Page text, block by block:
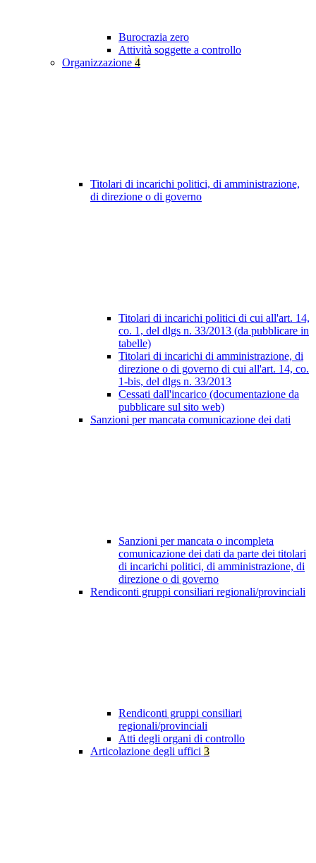
Burocrazia zero
Attività soggette a controllo
Organizzazione 4
Titolari di incarichi politici, di amministrazione,
di direzione o di governo
Titolari di incarichi politici di cui all'art. 14,
co. 1, del dlgs n. 33/2013 (da pubblicare in
tabelle)
Titolari di incarichi di amministrazione, di
direzione o di governo di cui all'art. 14, co.
1-bis, del dlgs n. 33/2013
Cessati dall'incarico (documentazione da
pubblicare sul sito web)
Sanzioni per mancata comunicazione dei dati
Sanzioni per mancata o incompleta
comunicazione dei dati da parte dei titolari
di incarichi politici, di amministrazione, di
direzione o di governo
Rendiconti gruppi consiliari regionali/provinciali
Rendiconti gruppi consiliari
regionali/provinciali
Atti degli organi di controllo
Articolazione degli uffici 3